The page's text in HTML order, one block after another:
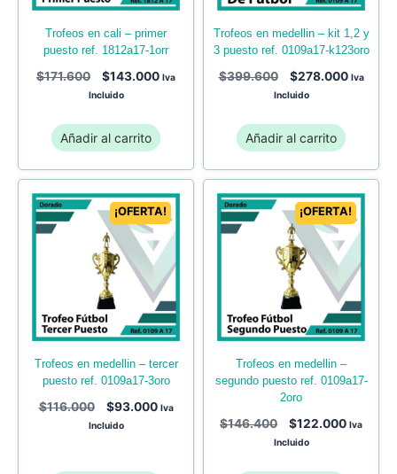
trofeos en cali – primer
puesto ref. 1812a17-1orr
$171.600 $143.000 Iva
Incluido
Añadir al carrito
trofeos en medellin – kit 1,2 y
3 puesto ref. 0109a17-k123oro
$399.600 $278.000 Iva
Incluido
Añadir al carrito
¡OFERTA!
trofeos en medellin – tercer
puesto ref. 0109a17-3oro
$116.000 $93.000 Iva
Incluido
¡OFERTA!
trofeos en medellin –
segundo puesto ref. 0109a17-
2oro
$146.400 $122.000 Iva
Incluido